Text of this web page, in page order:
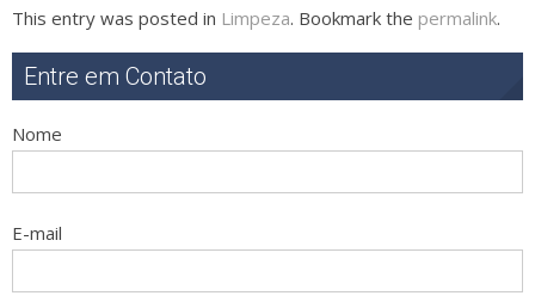
This entry was posted in Limpeza. Bookmark the permalink.
Entre em Contato
Nome
E-mail